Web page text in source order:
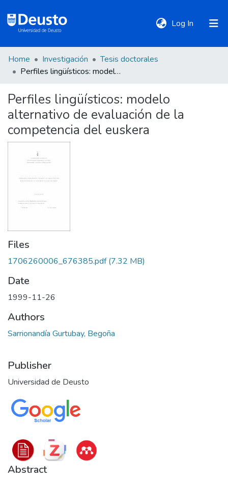
Log In (current)
DeustoTeka
Communities
&
Collections
All of DSpace
Statistics
Home Investigación
Tesis doctorales
Perfiles lingüísticos: modelo alternativo de evaluación de la competencia del euskera
Perfiles lingüísticos: modelo
alternativo de evaluación de la
competencia del euskera
Files
1706260006_676385.pdf(7.32 MB)
Date
1999-11-26
Authors
Sarrionandía Gurtubay, Begoña
Publisher
Universidad de Deusto
Abstract